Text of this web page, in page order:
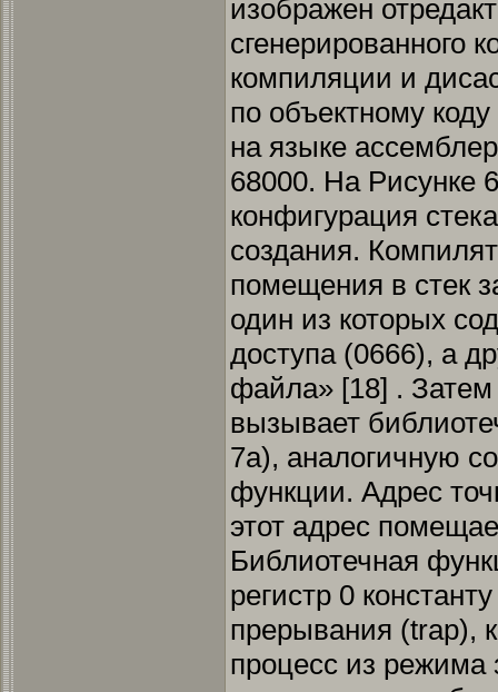
изображен
сгенерированного
компиляции и
по объектному
на языке
68000. На Рисунке
конфигурация
создания.
помещения в стек
один из которых
доступа (0666), а
файла» [18] . Затем
вызывает
7a), аналогичную
функции. Адрес
этот адрес
Библиотечная
регистр 0
прерывания (trap),
процесс из